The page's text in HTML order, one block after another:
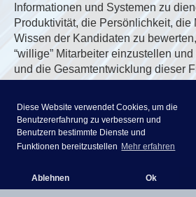
Diese Website verwendet Cookies, um die
Benutzererfahrung zu verbessern und
Benutzern bestimmte Dienste und
Funktionen bereitzustellen Mehr erfahren
Ablehnen Ok
Informationen und Systemen zu
Produktivität, die Persönlichkeit, die
Wissen der Kandidaten zu
“willige” Mitarbeiter einzustellen
und die Gesamtentwicklung dieser
2026 Performia International. Alle
Datenschutz-Bestimmungen